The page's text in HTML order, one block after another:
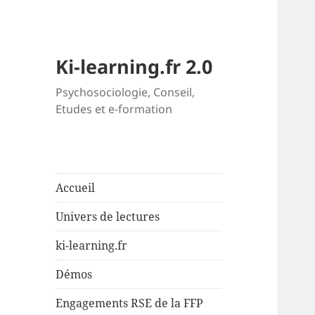
Ki-learning.fr 2.0
Psychosociologie, Conseil,
Etudes et e-formation
Accueil
Univers de lectures
ki-learning.fr
Démos
Engagements RSE de la FFP